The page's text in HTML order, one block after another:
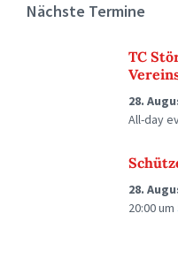
Nächste Termine
TC
28.
All-day
28.
20:00um